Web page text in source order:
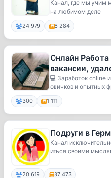
Канал, где мы учим
на любимом деле
24 979 6 284
Онлайн Работа
вакансии,
заработок
💻 Заработок online
овичков и опытных
300 1 111
Подруги в
Канал
иться своими
20 619 37 473